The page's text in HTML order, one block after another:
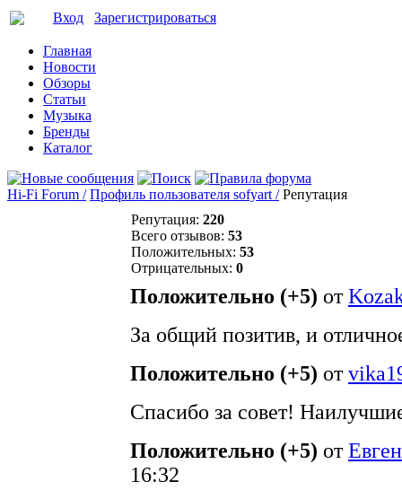
Вход Зарегистрироваться
Главная
Новости
Обзоры
Статьи
Музыка
Бренды
Каталог
Hi-Fi Forum / Профиль пользователя sofyart / Репутация
Репутация: 220
Всего отзывов: 53
Положительных: 53
Отрицательных: 0
Положительно (+5) от
За общий позитив, и
Положительно (+5) от
Спасибо за совет!
Положительно (+5) от
16:32